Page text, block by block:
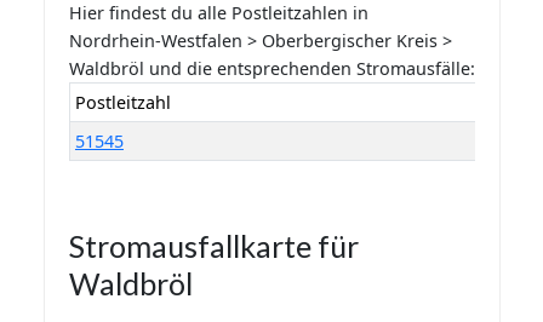
Hier findest du alle Postleitzahlen in
Nordrhein-Westfalen > Oberbergischer Kreis >
Waldbröl und die entsprechenden Stromausfälle:
Postleitzahl
51545
Stromausfallkarte für
Waldbröl